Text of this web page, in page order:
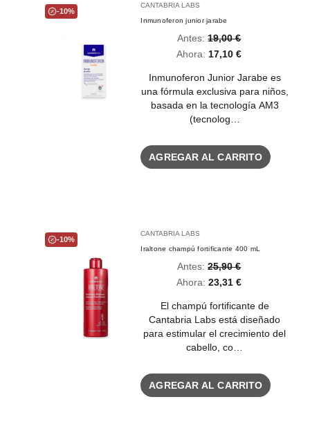
-10%
CANTABRIA LABS
Inmunoferon junior jarabe
Ahora: 17,10 €
Antes: 19,00 €
Inmunoferon Junior Jarabe es
una fórmula exclusiva para niños,
basada en la tecnología AM3
(tecnolog…
AGREGAR AL CARRITO
-10%
CANTABRIA LABS
Iraltone champú fortificante 400 mL
Ahora: 23,31 €
Antes: 25,90 €
El champú fortificante de
Cantabria Labs está diseñado
para estimular el crecimiento del
cabello, co…
AGREGAR AL CARRITO